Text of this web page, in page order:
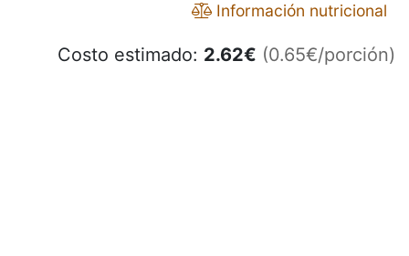
Información nutricional
Costo estimado: 2.62€ (0.65€/porción)